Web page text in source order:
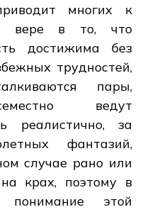
многих к
в вере в то, что
достижима без
трудностей,
пары,
ведут
реалистично, за
фантазий,
случае рано или
крах, поэтому в
понимание этой